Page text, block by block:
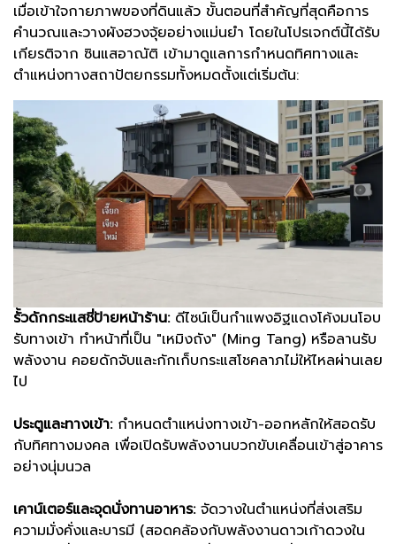
เมื่อเข้าใจกายภาพของที่ดินแล้ว ขั้นตอนที่สำคัญที่สุดคือการ
คำนวณและวางผังฮวงจุ้ยอย่างแม่นยำ โดยในโปรเจกต์นี้ได้รับ
เกียรติจาก ซินแสอาณัติ เข้ามาดูแลการกำหนดทิศทางและ
ตำแหน่งทางสถาปัตยกรรมทั้งหมดตั้งแต่เริ่มต้น:
รั้วดักกระแสชี่ป้ายหน้าร้าน:ดีไซน์เป็นกำแพงอิฐแดงโค้งมนโอบ
รับทางเข้า ทำหน้าที่เป็น "เหมิงถัง" (Ming Tang) หรือลานรับ
พลังงาน คอยดักจับและกักเก็บกระแสโชคลาภไม่ให้ไหลผ่านเลย
ไป
ประตูและทางเข้า:กำหนดตำแหน่งทางเข้า-ออกหลักให้สอดรับ
กับทิศทางมงคล เพื่อเปิดรับพลังงานบวกขับเคลื่อนเข้าสู่อาคาร
อย่างนุ่มนวล
เคาน์เตอร์และจุดนั่งทานอาหาร:จัดวางในตำแหน่งที่ส่งเสริม
ความมั่งคั่งและบารมี (สอดคล้องกับพลังงานดาวเก้าดวงใน